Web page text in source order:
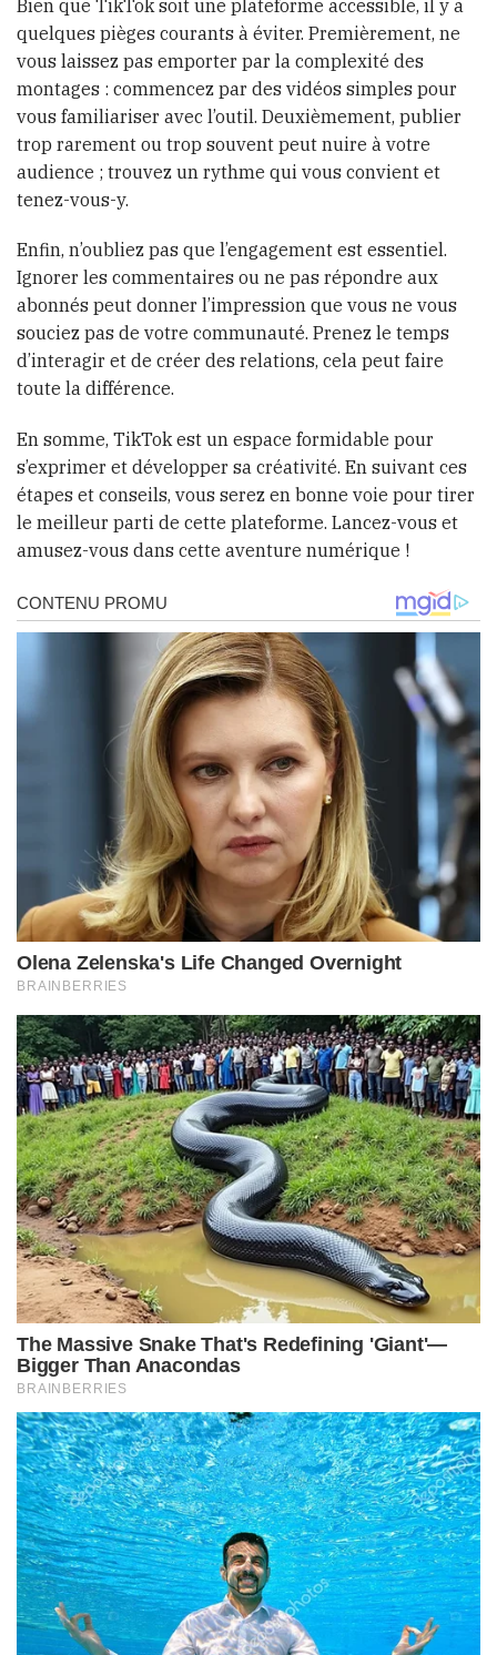
Bien que TikTok soit une plateforme accessible, il y a
quelques pièges courants à éviter. Premièrement, ne
vous laissez pas emporter par la complexité des
montages : commencez par des vidéos simples pour
vous familiariser avec l’outil. Deuxièmement, publier
trop rarement ou trop souvent peut nuire à votre
audience ; trouvez un rythme qui vous convient et
tenez-vous-y.
Enfin, n’oubliez pas que l’engagement est essentiel.
Ignorer les commentaires ou ne pas répondre aux
abonnés peut donner l’impression que vous ne vous
souciez pas de votre communauté. Prenez le temps
d’interagir et de créer des relations, cela peut faire
toute la différence.
En somme, TikTok est un espace formidable pour
s’exprimer et développer sa créativité. En suivant ces
étapes et conseils, vous serez en bonne voie pour tirer
le meilleur parti de cette plateforme. Lancez-vous et
amusez-vous dans cette aventure numérique !